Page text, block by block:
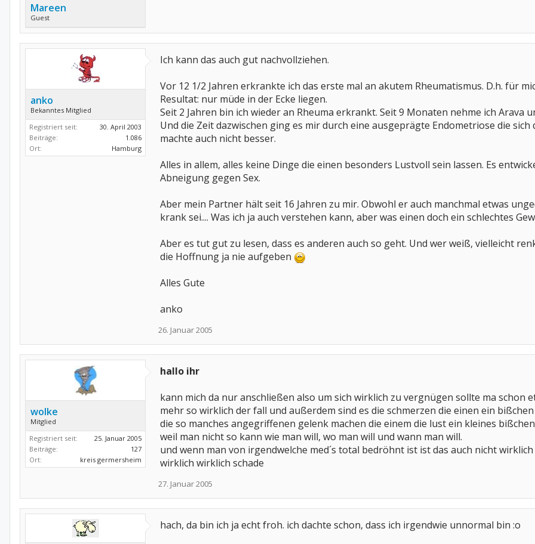
Mareen
Guest
anko
Bekanntes Mitglied
Registriert seit:
30. April 2003
Beiträge:
1.086
Ort:
Hamburg
Ich kann das auch gut nachvollziehen.
Vor 12 1/2 Jahren erkrankte ich das erste mal an akutem Rheumatismus. D.h. für
Resultat: nur müde in der Ecke liegen.
Seit 2 Jahren bin ich wieder an Rheuma erkrankt. Seit 9 Monaten nehme ich Arava
Und die Zeit dazwischen ging es mir durch eine ausgeprägte Endometriose die
machte auch nicht besser.
Alles in allem, alles keine Dinge die einen besonders Lustvoll sein lassen. Es
Abneigung gegen Sex.
Aber mein Partner hält seit 16 Jahren zu mir. Obwohl er auch manchmal etwas
krank sei.... Was ich ja auch verstehen kann, aber was einen doch ein schlechtes
Aber es tut gut zu lesen, dass es anderen auch so geht. Und wer weiß, vielleicht
die Hoffnung ja nie aufgeben
Alles Gute
anko
26. Januar 2005
wolke
Mitglied
Registriert seit:
25. Januar 2005
Beiträge:
127
Ort:
kreis germersheim
hallo ihr
kann mich da nur anschließen also um sich wirklich zu vergnügen sollte ma schon
mehr so wirklich der fall und außerdem sind es die schmerzen die einen ein
die so manches angegriffenen gelenk machen die einem die lust ein kleines
weil man nicht so kann wie man will, wo man will und wann man will.
und wenn man von irgendwelche med´s total bedröhnt ist ist das auch nicht
wirklich wirklich schade
27. Januar 2005
hach, da bin ich ja echt froh. ich dachte schon, dass ich irgendwie unnormal bin :o